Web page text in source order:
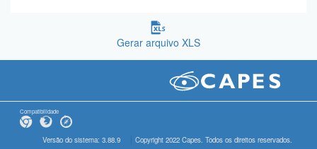
Gerar arquivo XLS
Compatibilidade
Versão do sistema: 3.88.9 Copyright 2022 Capes. Todos os direitos reservados.